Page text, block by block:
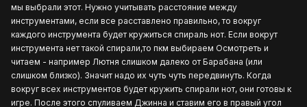
мы выбрали этот. Нужно учитывать расстояние между
инструментами, если все расставлено правильно, то вокруг
каждого инструмента будет кружиться спираль нот. Если вокрут
инструмента нет такой спирали,то пкм выбираем Осмотреть и
читаем - например Лютня слишком далеко от Барабана (или
слишком близко). Значит надо их чуть чуть передвинуть. Когда
вокруг всех инструментов будет кружить спирали нот, они готовы к
игре. После этого спуливаем Джинна и ставим его в правый угол